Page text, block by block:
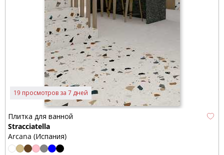
19 просмотров за 7 дней
Плитка для ванной
Stracciatella
Arcana (Испания)